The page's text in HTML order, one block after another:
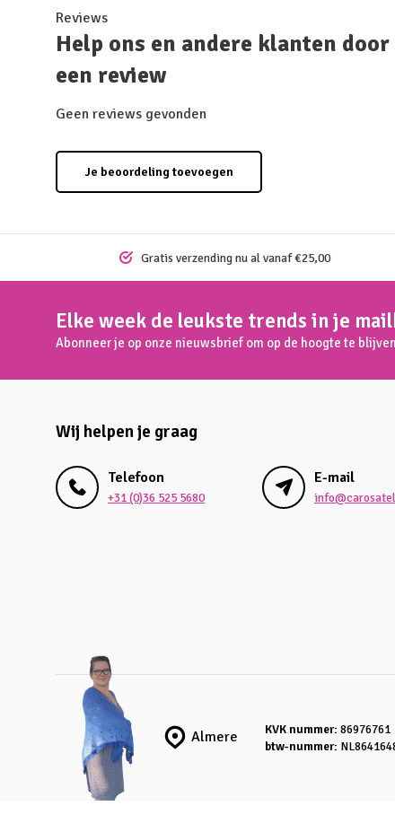
Reviews
Help ons en andere klanten
een review
Geen reviews gevonden
Je beoordeling toevoegen
Gratis verzending nu al vanaf €25,00
Elke week de leukste trends in je
Abonneer je op onze nieuwsbrief om op de hoogte te
Wij helpen je graag
Telefoon
+31 (0)36 525 5680
E-mail
Almere KVK nummer: 86976761
btw-nummer: